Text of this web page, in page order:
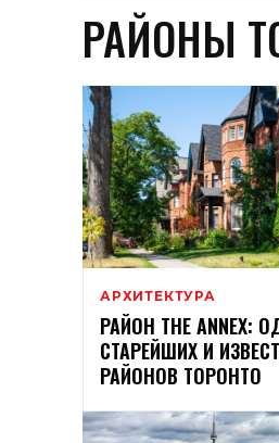
РАЙОНЫ
АРХИТЕКТУРА
РАЙОН THE ANNEX:
СТАРЕЙШИХ И
РАЙОНОВ ТОРОНТО